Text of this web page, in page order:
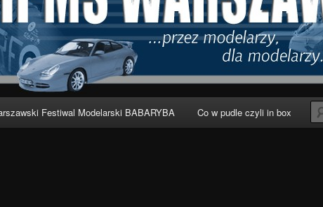
Festiwal Modelarski BABARYBA Co w pudle czyli in box